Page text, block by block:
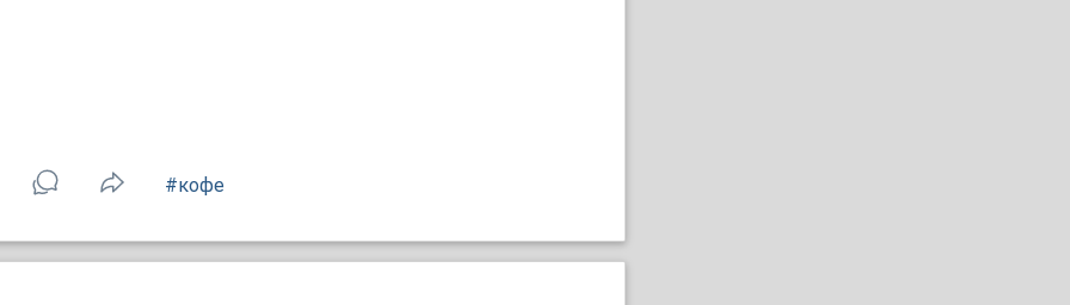
#кофе